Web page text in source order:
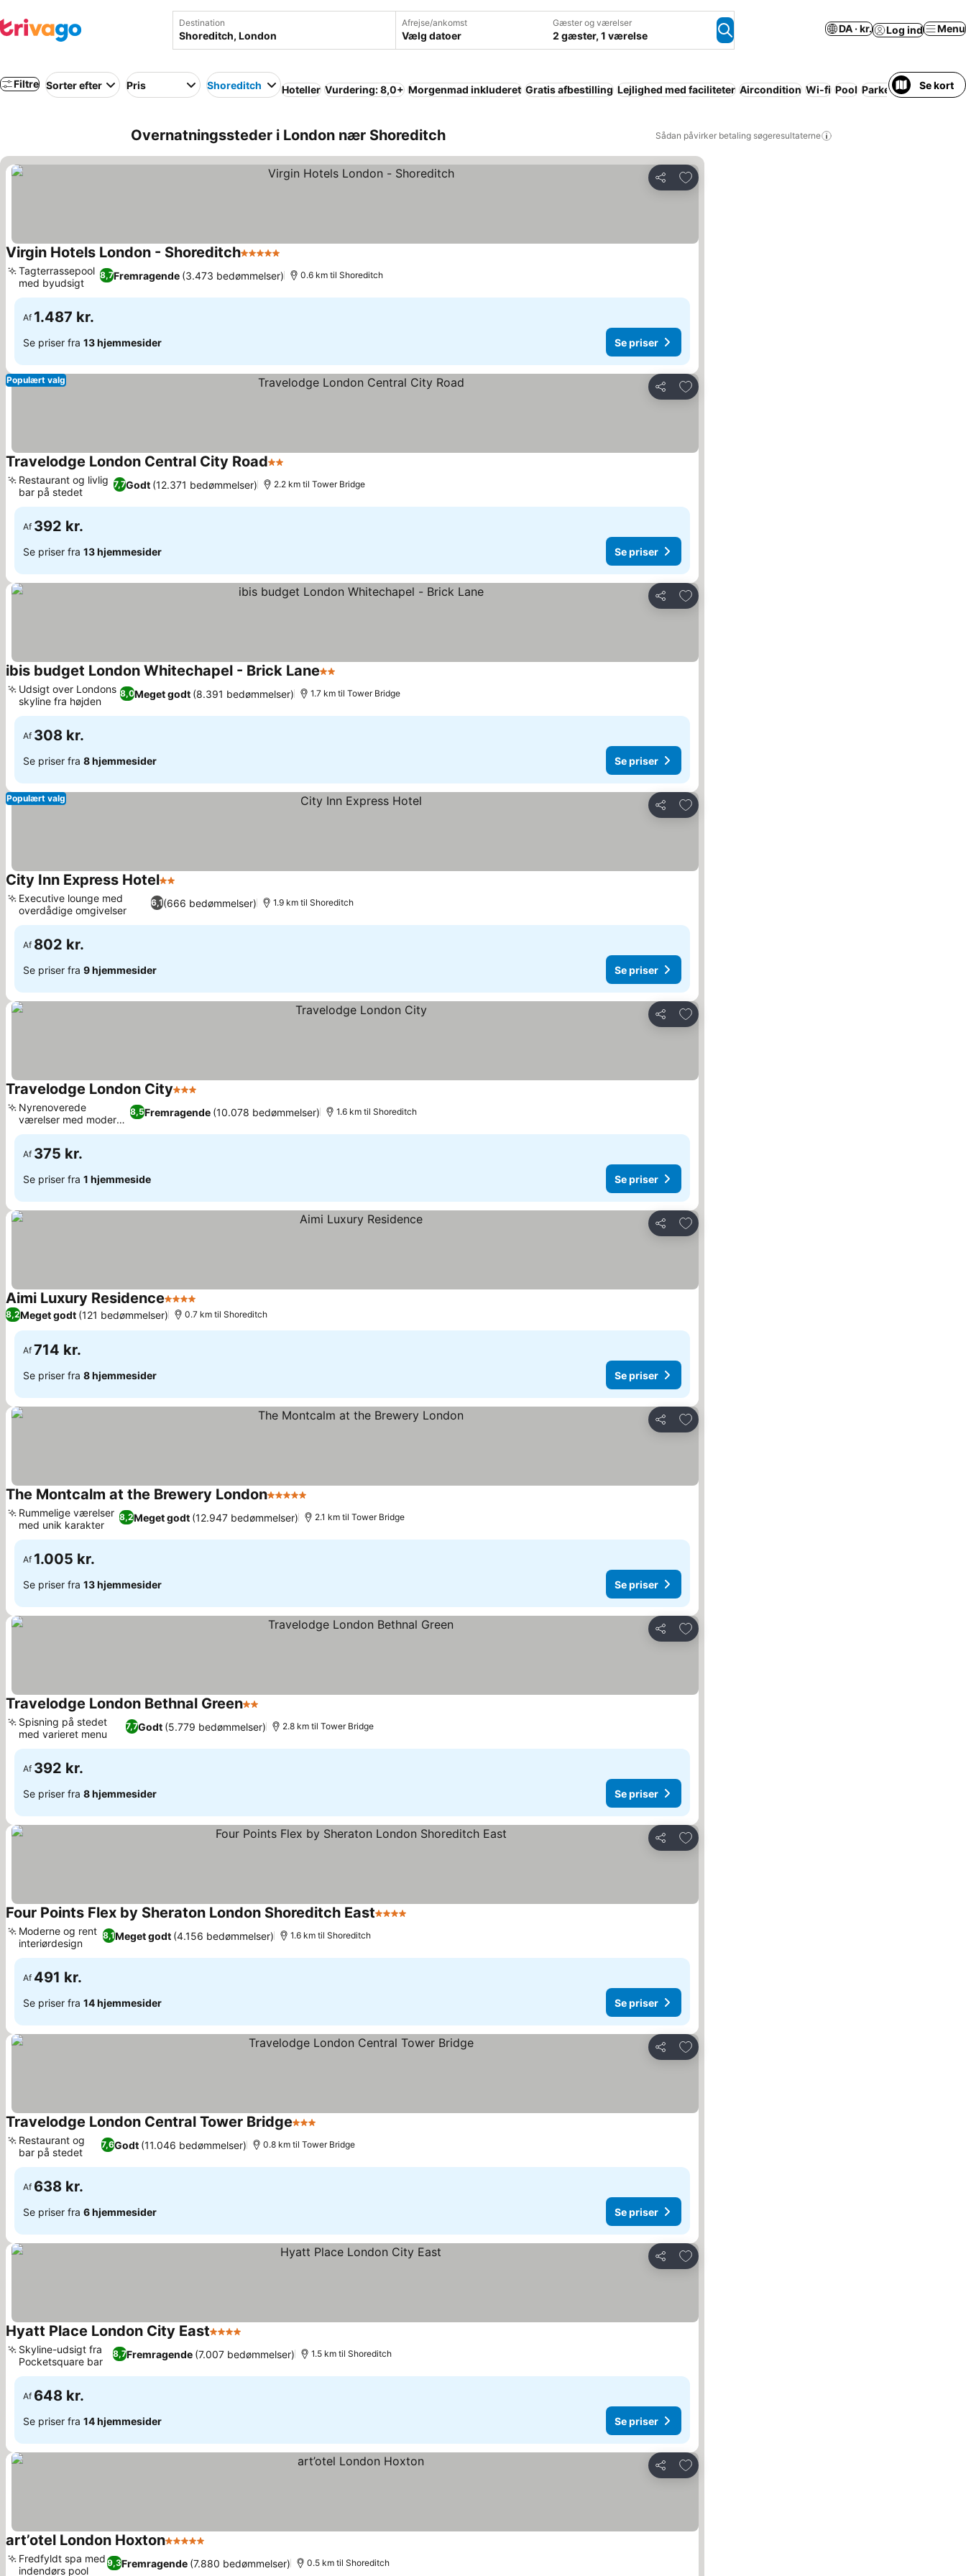
Destination Afrejse/ankomst
Vælg datoer
Gæster og værelser
2 gæster, 1 værelse
DA · kr. Log ind Menu
Filtre Sorter efter Pris Shoreditch Hoteller Vurdering: 8,0+ Morgenmad inkluderet Gratis afbestilling Lejlighed med faciliteter Aircondition Wi-fi Pool Parkering Ingen
Se kort
Overnatningssteder i London nær Shoreditch Sådan påvirker betaling søgeresultaterne
Del
Føj til favoritter
Virgin Hotels London - Shoreditch5 Stjerner
8,7Fremragende (3.473 bedømmelser)
Tagterrassepool
med byudsigt
0.6 km til Shoreditch
Af 1.487 kr.
Se priser fra 13 hjemmesider Se priser
Del
Føj til favoritter
Populært valg
Travelodge London Central City Road2 Stjerner
7,7Godt (12.371 bedømmelser)
Restaurant og livlig
bar på stedet
2.2 km til Tower Bridge
Af 392 kr.
Se priser fra 13 hjemmesider Se priser
Del
Føj til favoritter
ibis budget London Whitechapel - Brick Lane2 Stjerner
8,0Meget godt (8.391 bedømmelser)
Udsigt over Londons
skyline fra højden
1.7 km til Tower Bridge
Af 308 kr.
Se priser fra 8 hjemmesider Se priser
Del
Føj til favoritter
Populært valg
City Inn Express Hotel2 Stjerner
6,1(666 bedømmelser)
Executive lounge med
overdådige omgivelser
1.9 km til Shoreditch
Af 802 kr.
Se priser fra 9 hjemmesider Se priser
Del
Føj til favoritter
Travelodge London City3 Stjerner
8,5Fremragende (10.078 bedømmelser)
Nyrenoverede
værelser med moderne
design
1.6 km til Shoreditch
Af 375 kr.
Se priser fra 1 hjemmeside Se priser
Del
Føj til favoritter
Aimi Luxury Residence4 Stjerner
8,2Meget godt (121 bedømmelser) 0.7 km til Shoreditch
Af 714 kr.
Se priser fra 8 hjemmesider Se priser
Del
Føj til favoritter
The Montcalm at the Brewery London5 Stjerner
8,2Meget godt (12.947 bedømmelser)
Rummelige værelser
med unik karakter
2.1 km til Tower Bridge
Af 1.005 kr.
Se priser fra 13 hjemmesider Se priser
Del
Føj til favoritter
Travelodge London Bethnal Green2 Stjerner
7,7Godt (5.779 bedømmelser)
Spisning på stedet
med varieret menu
2.8 km til Tower Bridge
Af 392 kr.
Se priser fra 8 hjemmesider Se priser
Del
Føj til favoritter
Four Points Flex by Sheraton London Shoreditch East4 Stjerner
8,1Meget godt (4.156 bedømmelser)
Moderne og rent
interiørdesign
1.6 km til Shoreditch
Af 491 kr.
Se priser fra 14 hjemmesider Se priser
Del
Føj til favoritter
Travelodge London Central Tower Bridge3 Stjerner
7,6Godt (11.046 bedømmelser)
Restaurant og
bar på stedet
0.8 km til Tower Bridge
Af 638 kr.
Se priser fra 6 hjemmesider Se priser
Del
Føj til favoritter
Hyatt Place London City East4 Stjerner
8,7Fremragende (7.007 bedømmelser)
Skyline-udsigt fra
Pocketsquare bar
1.5 km til Shoreditch
Af 648 kr.
Se priser fra 14 hjemmesider Se priser
Del
Føj til favoritter
art’otel London Hoxton5 Stjerner
9,3Fremragende (7.880 bedømmelser)
Fredfyldt spa med
indendørs pool
0.5 km til Shoreditch